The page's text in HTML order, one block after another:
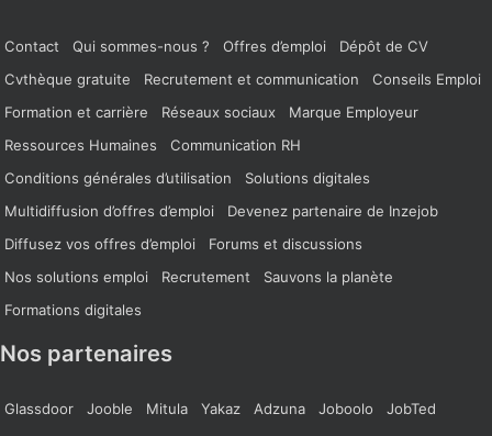
Contact Qui sommes-nous ? Offres d’emploi
Dépôt de CV
Cvthèque gratuite
Recrutement et communication
Conseils Emploi
Formation et carrière
Réseaux sociaux
Marque Employeur
Ressources Humaines
Communication RH
Conditions générales d’utilisation
Solutions digitales
Multidiffusion d’offres d’emploi
Devenez partenaire de Inzejob
Diffusez vos offres d’emploi
Forums et discussions
Nos solutions emploi
Recrutement
Sauvons la planète
Formations digitales
Nos partenaires
Glassdoor Jooble Mitula Yakaz Adzuna Joboolo
JobTed